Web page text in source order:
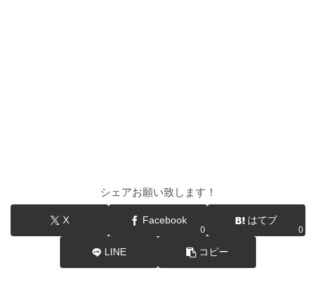
シェアお願い致します！
X Facebook
0
はてブ
0
LINE コピー